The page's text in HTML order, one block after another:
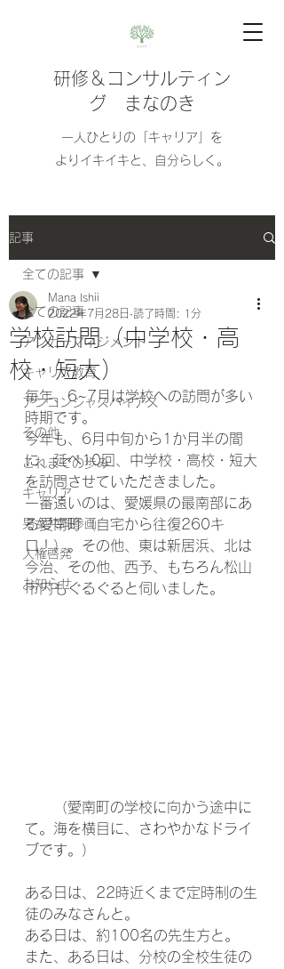
研修＆コンサルティン
グ まなのき
​​一人ひとりの「キャリア」を
よりイキイキと、自分らしく。
記事
全ての記事
アンガーマネジメント
キャリア教育
アンコンシャスバイアス
その他
これまでの歩み
キャリア
男女共同参画
人権啓発
お知らせ
全ての記事
学校訪問（中学校・高
校・短大）
Mana Ishii
2022年7月28日 読了時間: 1分
毎年、6~7月は学校への訪問が多い
時期です。
今年も、6月中旬から1か月半の間
に、延べ10回、中学校・高校・短大
を訪問させていただきました。
一番遠いのは、愛媛県の最南部にあ
る愛南町（自宅から往復260キ
ロ！）。その他、東は新居浜、北は
今治、その他、西予、もちろん松山
市内もぐるぐると伺いました。
（愛南町の学校に向かう途中に
て。海を横目に、さわやかなドライ
ブです。）
ある日は、22時近くまで定時制の生
徒のみなさんと。
ある日は、約100名の先生方と。
また、ある日は、分校の全校生徒の